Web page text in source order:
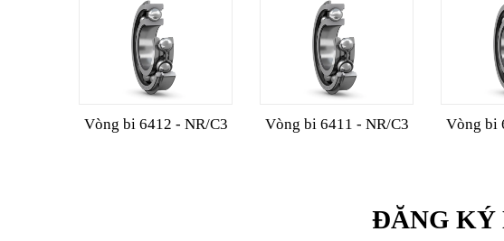
Vòng bi 6412 - NR/C3 Vòng bi 6411 - NR/C3 Vòng bi
ĐĂNG KÝ